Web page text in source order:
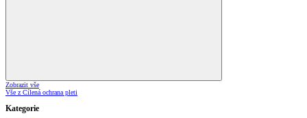
Zobrazit vše
Vše z Cílená ochrana pleti
Kategorie